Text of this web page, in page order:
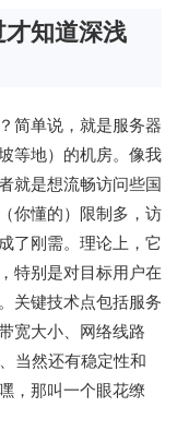
知道深浅
简单说，就是服务器
等地）的机房。像我
就是想流畅访问些国
你懂的）限制多，访
了刚需。理论上，它
特别是对目标用户在
关键技术点包括服务
宽大小、网络线路
当然还有稳定性和
，那叫一个眼花缭